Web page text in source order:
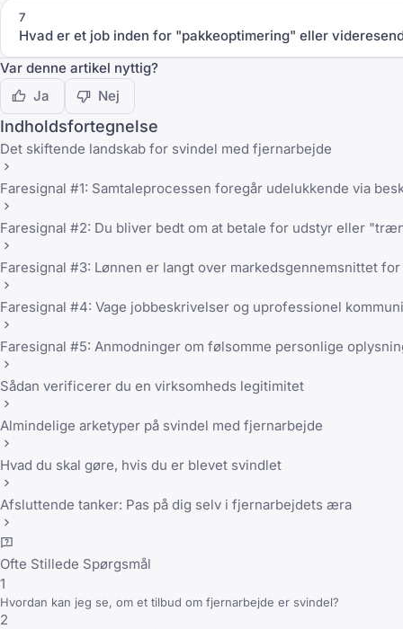
7
Hvad er et job inden for "pakkeoptimering" eller
Var denne artikel nyttig?
Ja
Nej
Indholdsfortegnelse
Det skiftende landskab for svindel med fjernarbejde
Faresignal #1: Samtaleprocessen foregår udelukkende via
Faresignal #2: Du bliver bedt om at betale for udstyr eller
Faresignal #3: Lønnen er langt over markedsgennemsnittet
Faresignal #4: Vage jobbeskrivelser og uprofessionel
Faresignal #5: Anmodninger om følsomme personlige
Sådan verificerer du en virksomheds legitimitet
Almindelige arketyper på svindel med fjernarbejde
Hvad du skal gøre, hvis du er blevet svindlet
Afsluttende tanker: Pas på dig selv i fjernarbejdets æra
Ofte Stillede Spørgsmål
1
Hvordan kan jeg se, om et tilbud om fjernarbejde er svindel?
2